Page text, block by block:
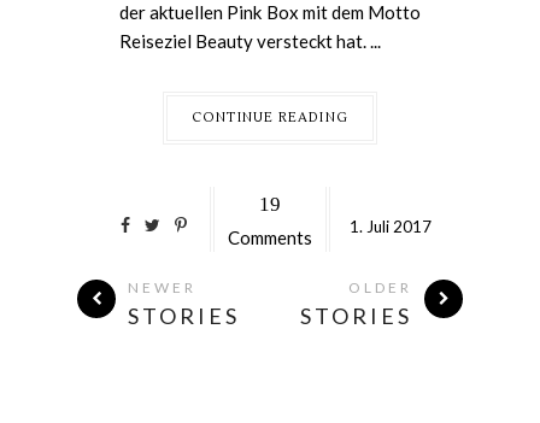
der aktuellen Pink Box mit dem Motto
Reiseziel Beauty versteckt hat. ...
CONTINUE READING
19
Comments 1.Juli2017
NEWER
STORIES
OLDER
STORIES